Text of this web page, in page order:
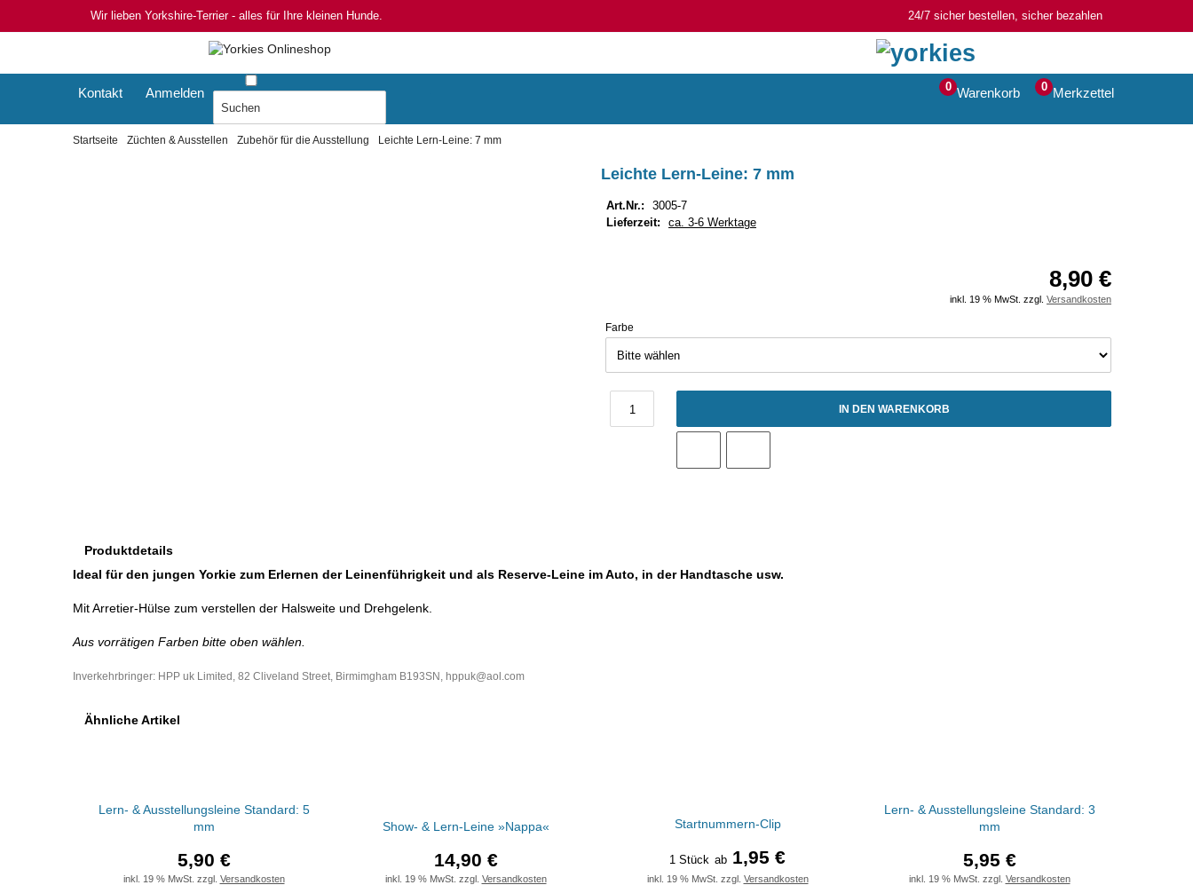
Wir lieben Yorkshire-Terrier - alles für Ihre kleinen Hunde. 24/7 sicher bestellen, sicher bezahlen
Kontakt Anmelden 0 Merkzettel
0 Warenkorb
Startseite Züchten & Ausstellen Zubehör für die Ausstellung Leichte Lern-Leine: 7 mm
Leichte Lern-Leine: 7 mm
Art.Nr.:
3005-7
Lieferzeit:
ca. 3-6 Werktage
8,90 €
inkl. 19 % MwSt. zzgl. Versandkosten
Farbe
IN DEN WARENKORB
Produktdetails
Ideal für den jungen Yorkie zum Erlernen der Leinenführigkeit und als Reserve-Leine im Auto, in der Handtasche usw.
Mit Arretier-Hülse zum verstellen der Halsweite und Drehgelenk.
Aus vorrätigen Farben bitte oben wählen.
Inverkehrbringer: HPP uk Limited, 82 Cliveland Street, Birmimgham B193SN, hppuk@aol.com
Ähnliche Artikel
Lern- & Ausstellungsleine Standard: 5
mm
5,90 €
inkl. 19 % MwSt. zzgl. Versandkosten
Show- & Lern-Leine »Nappa«
14,90 €
inkl. 19 % MwSt. zzgl. Versandkosten
Startnummern-Clip
1 Stück ab 1,95 €
inkl. 19 % MwSt. zzgl. Versandkosten
Lern- & Ausstellungsleine Standard: 3
mm
5,95 €
inkl. 19 % MwSt. zzgl. Versandkosten